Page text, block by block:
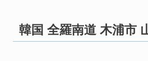
韓国 全羅南道 木浦市